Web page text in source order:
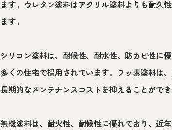
ます。ウレタン塗料はアクリル塗料よりも耐久
ます。
シリコン塗料は、耐候性、耐水性、防カビ性に
多くの住宅で採用されています。フッ素塗料は
長期的なメンテナンスコストを抑えることがで
無機塗料は、耐火性、耐候性に優れており、近